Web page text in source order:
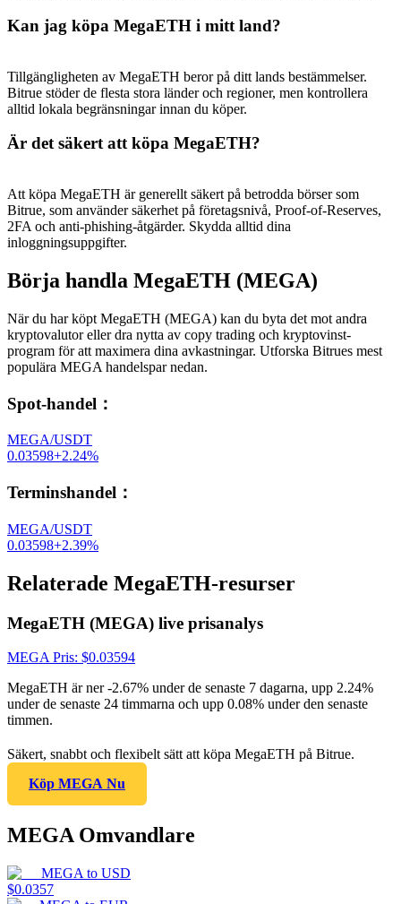
Kan jag köpa MegaETH i mitt land?
Tillgängligheten av MegaETH beror på ditt lands bestämmelser.
Bitrue stöder de flesta stora länder och regioner, men kontrollera
alltid lokala begränsningar innan du köper.
Är det säkert att köpa MegaETH?
Att köpa MegaETH är generellt säkert på betrodda börser som
Bitrue, som använder säkerhet på företagsnivå, Proof-of-Reserves,
2FA och anti-phishing-åtgärder. Skydda alltid dina
inloggningsuppgifter.
Börja handla MegaETH (MEGA)
När du har köpt MegaETH (MEGA) kan du byta det mot andra
kryptovalutor eller dra nytta av copy trading och kryptovinst-
program för att maximera dina avkastningar. Utforska Bitrues mest
populära MEGA handelspar nedan.
Spot-handel ：
MEGA/USDT
0.03598+2.24%
Terminshandel ：
MEGA/USDT
0.03598+2.39%
Relaterade MegaETH-resurser
MegaETH (MEGA) live prisanalys
MEGA Pris: $0.03594
MegaETH är ner -2.67% under de senaste 7 dagarna, upp 2.24%
under de senaste 24 timmarna och upp 0.08% under den senaste
timmen.
Säkert, snabbt och flexibelt sätt att köpa MegaETH på Bitrue.
Köp MEGA Nu
MEGA Omvandlare
MEGA to USD
$0.0357